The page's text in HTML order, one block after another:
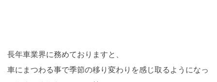
長年車業界に務めておりますと、
車にまつわる事で季節の移り変わりを感じ取るようになっ